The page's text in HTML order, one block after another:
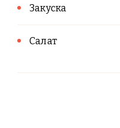
Закуска
Салат